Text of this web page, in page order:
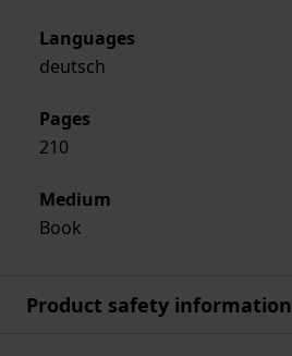
Languages
deutsch
Pages
210
Medium
Book
Product safety information